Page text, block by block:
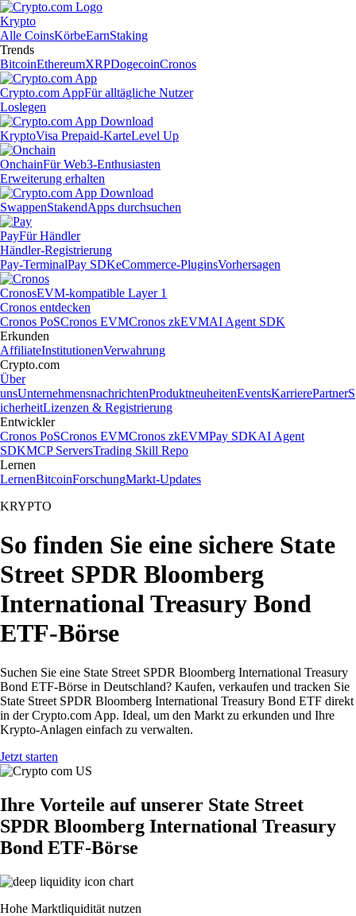
Krypto
Alle CoinsKörbeEarnStaking
Trends
BitcoinEthereumXRPDogecoinCronos
Crypto.com AppFür alltägliche Nutzer
Loslegen
KryptoVisa Prepaid-KarteLevel Up
OnchainFür Web3-Enthusiasten
Erweiterung erhalten
SwappenStakendApps durchsuchen
PayFür Händler
Händler-Registrierung
Pay-TerminalPay SDKeCommerce-PluginsVorhersagen
CronosEVM-kompatible Layer 1
Cronos entdecken
Cronos PoSCronos EVMCronos zkEVMAI Agent SDK
Erkunden
AffiliateInstitutionenVerwahrung
Crypto.com
Über
unsUnternehmensnachrichtenProduktneuheitenEventsKarrierePartnerS
icherheitLizenzen & Registrierung
Entwickler
Cronos PoSCronos EVMCronos zkEVMPay SDKAI Agent
SDKMCP ServersTrading Skill Repo
Lernen
LernenBitcoinForschungMarkt-Updates
KRYPTO
So finden Sie eine sichere State
Street SPDR Bloomberg
International Treasury Bond
ETF-Börse
Suchen Sie eine State Street SPDR Bloomberg International Treasury
Bond ETF-Börse in Deutschland? Kaufen, verkaufen und tracken Sie
State Street SPDR Bloomberg International Treasury Bond ETF direkt
in der Crypto.com App. Ideal, um den Markt zu erkunden und Ihre
Krypto-Anlagen einfach zu verwalten.
Jetzt starten
Ihre Vorteile auf unserer State Street
SPDR Bloomberg International Treasury
Bond ETF-Börse
Hohe Marktliquidität nutzen